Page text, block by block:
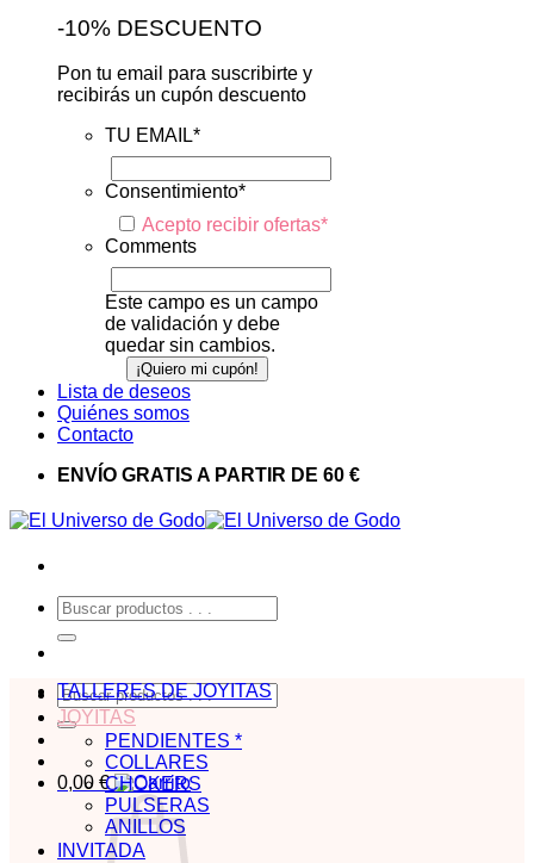
-10% DESCUENTO
Pon tu email para suscribirte y
recibirás un cupón descuento
TU EMAIL*
Consentimiento*
Acepto recibir ofertas*
Comments
Este campo es un campo
de validación y debe
quedar sin cambios.
Lista de deseos
Quiénes somos
Contacto
ENVÍO GRATIS A PARTIR DE 60 €
Buscar
por:
Buscar
por:
0,00 €
TALLERES DE JOYITAS
JOYITAS
PENDIENTES *
COLLARES
CHOKERS
PULSERAS
ANILLOS
INVITADA